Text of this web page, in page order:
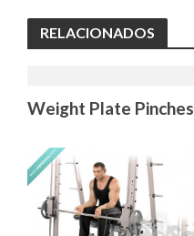
RELACIONADOS
Weight Plate Pinches